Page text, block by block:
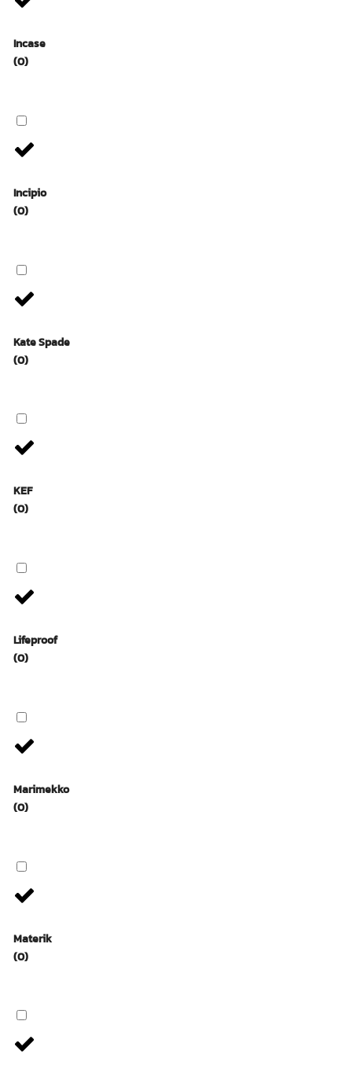
Incase
(0)
Incipio
(0)
Kate Spade
(0)
KEF
(0)
Lifeproof
(0)
Marimekko
(0)
Materik
(0)